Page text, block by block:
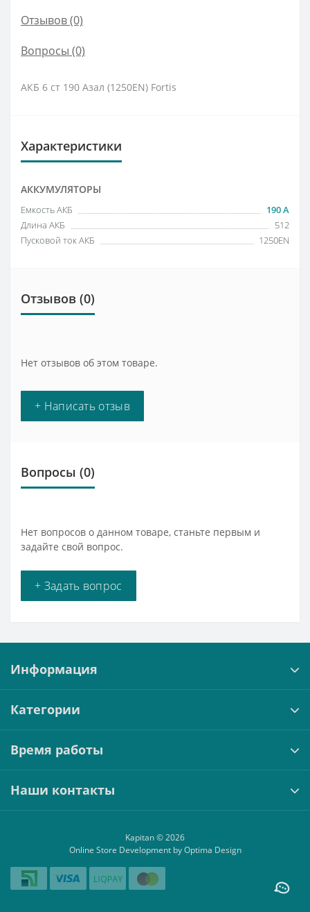
Отзывов (0)
Вопросы (0)
АКБ 6 ст 190 Азал (1250EN) Fortis
Характеристики
АККУМУЛЯТОРЫ
Емкость АКБ
190 А
Длина АКБ
512
Пусковой ток АКБ
1250EN
Отзывов (0)
Нет отзывов об этом товаре.
+ Написать отзыв
Вопросы (0)
Нет вопросов о данном товаре, станьте первым и
задайте свой вопрос.
+ Задать вопрос
Информация
Категории
Время работы
Наши контакты
Kapitan © 2026
Online Store Development by Optima Design